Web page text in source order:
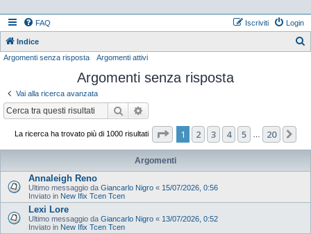
FAQ Login
Iscriviti
Indice
Argomenti senza risposta Argomenti attivi
Argomenti senza risposta
Vai alla ricerca avanzata
Cerca
La ricerca ha trovato più di 1000 risultati Pagina di 20
1 2 3 4 5 20
Argomenti
Annaleigh Reno
Ultimo messaggio da Giancarlo Nigro « 15/07/2026, 0:56
Inviato in New Ifix Tcen Tcen
Lexi Lore
Ultimo messaggio da Giancarlo Nigro « 13/07/2026, 0:52
Inviato in New Ifix Tcen Tcen